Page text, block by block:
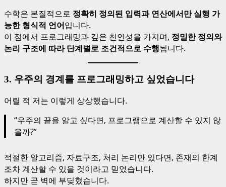
수학은 본질적으로 정확히 정의된 입력과 연산에서만 실행 가
능한 형식적 언어입니다.
이 점에서 프로그래밍과 깊은 친연성을 가지며, 정밀한 정의와
논리 구조에 따라 단계별로 조건적으로 수행됩니다.
3. 우주의 경계를 프로그래밍하고 싶었습니다
어릴 적 저는 이렇게 상상했습니다.
“우주의 끝을 알고 싶다면, 프로그램으로 계산할 수 있지 않
을까?”
적절한 알고리즘, 자료구조, 처리 논리만 있다면, 존재의 한계
조차 계산할 수 있을 것이라고 믿었습니다.
하지만 곧 벽에 부딪혔습니다.